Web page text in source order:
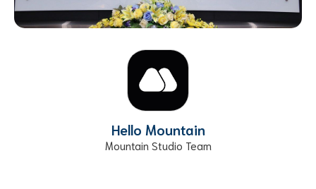
Hello Mountain
Mountain Studio Team